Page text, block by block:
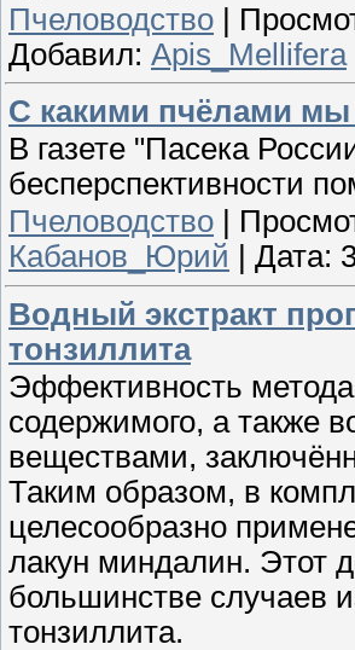
Пчеловодство |
Добавил: Apis_Mellifera
С какими пчёлами мы
В газете "Пасека
бесперспективности
Пчеловодство
Кабанов_Юрий
Дата:
Водный экстракт
тонзиллита
Эффективность метода
содержимого, а также
веществами,
Таким образом, в
целесообразно
лакун миндалин. Этот
большинстве случаев
тонзиллита.